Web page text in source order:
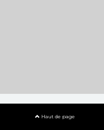
Haut de page